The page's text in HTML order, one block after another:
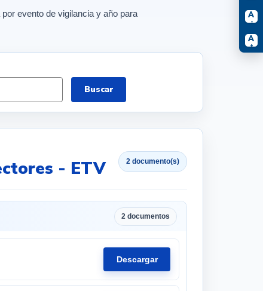
A
-
A
+
evento de vigilancia y año para
Buscar
- ETV 2 documento(s)
2 documentos
Descargar